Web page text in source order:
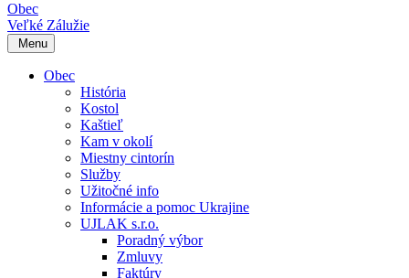
Obec
Veľké Zálužie
Menu
Obec
História
Kostol
Kaštieľ
Kam v okolí
Miestny cintorín
Služby
Užitočné info
Informácie a pomoc Ukrajine
UJLAK s.r.o.
Poradný výbor
Zmluvy
Faktúry